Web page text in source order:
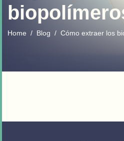
Home Blog Cómo extraer los